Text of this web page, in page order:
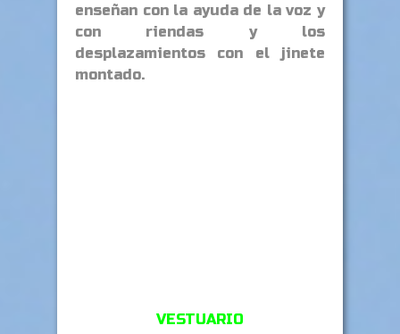
enseñan con la ayuda de la voz y
con riendas y los
desplazamientos con el jinete
montado.
VESTUARIO